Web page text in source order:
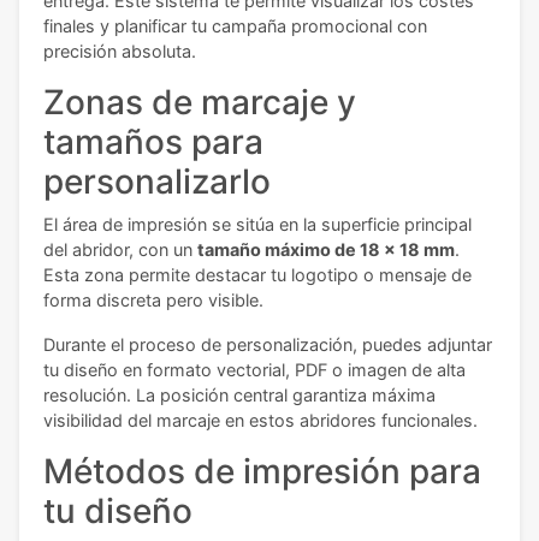
finales y planificar tu campaña promocional con
precisión absoluta.
Zonas de marcaje y
tamaños para
personalizarlo
El área de impresión se sitúa en la superficie principal
del abridor, con un tamaño máximo de 18 x 18 mm.
Esta zona permite destacar tu logotipo o mensaje de
forma discreta pero visible.
Durante el proceso de personalización, puedes adjuntar
tu diseño en formato vectorial, PDF o imagen de alta
resolución. La posición central garantiza máxima
visibilidad del marcaje en estos abridores funcionales.
Métodos de impresión para
tu diseño